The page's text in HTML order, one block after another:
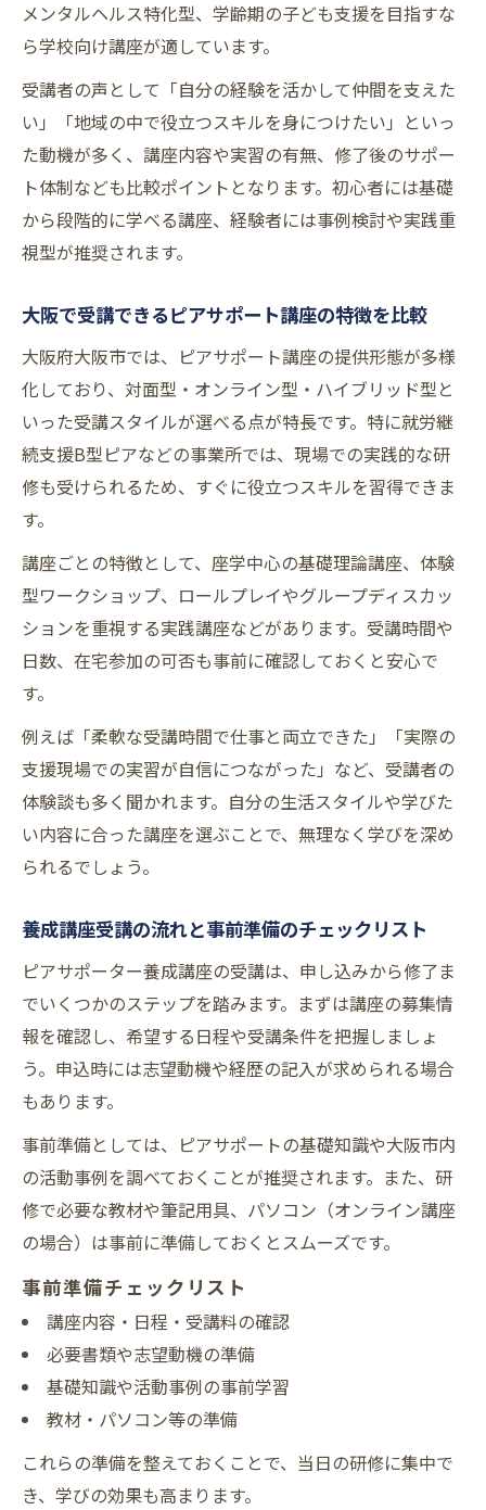
メンタルヘルス特化型、学齢期の子ども支援を目指すな
ら学校向け講座が適しています。
受講者の声として「自分の経験を活かして仲間を支えた
い」「地域の中で役立つスキルを身につけたい」といっ
た動機が多く、講座内容や実習の有無、修了後のサポー
ト体制なども比較ポイントとなります。初心者には基礎
から段階的に学べる講座、経験者には事例検討や実践重
視型が推奨されます。
大阪で受講できるピアサポート講座の特徴を比較
大阪府大阪市では、ピアサポート講座の提供形態が多様
化しており、対面型・オンライン型・ハイブリッド型と
いった受講スタイルが選べる点が特長です。特に就労継
続支援B型ピアなどの事業所では、現場での実践的な研
修も受けられるため、すぐに役立つスキルを習得できま
す。
講座ごとの特徴として、座学中心の基礎理論講座、体験
型ワークショップ、ロールプレイやグループディスカッ
ションを重視する実践講座などがあります。受講時間や
日数、在宅参加の可否も事前に確認しておくと安心で
す。
例えば「柔軟な受講時間で仕事と両立できた」「実際の
支援現場での実習が自信につながった」など、受講者の
体験談も多く聞かれます。自分の生活スタイルや学びた
い内容に合った講座を選ぶことで、無理なく学びを深め
られるでしょう。
養成講座受講の流れと事前準備のチェックリスト
ピアサポーター養成講座の受講は、申し込みから修了ま
でいくつかのステップを踏みます。まずは講座の募集情
報を確認し、希望する日程や受講条件を把握しましょ
う。申込時には志望動機や経歴の記入が求められる場合
もあります。
事前準備としては、ピアサポートの基礎知識や大阪市内
の活動事例を調べておくことが推奨されます。また、研
修で必要な教材や筆記用具、パソコン（オンライン講座
の場合）は事前に準備しておくとスムーズです。
事前準備チェックリスト
講座内容・日程・受講料の確認
必要書類や志望動機の準備
基礎知識や活動事例の事前学習
教材・パソコン等の準備
これらの準備を整えておくことで、当日の研修に集中で
き、学びの効果も高まります。